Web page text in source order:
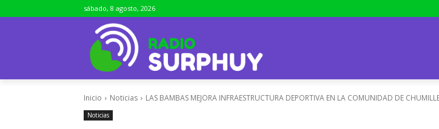
sábado, 8 agosto, 2026
Inicio Noticias LAS BAMBAS MEJORA INFRAESTRUCTURA DEPORTIVA EN LA COMUNIDAD DE
Noticias